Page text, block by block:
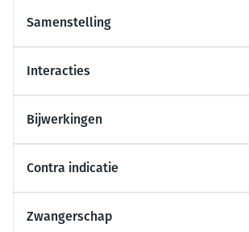
Samenstelling
Interacties
Bijwerkingen
Contra indicatie
Zwangerschap